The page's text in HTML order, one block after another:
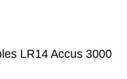
LR14 Accus 3000